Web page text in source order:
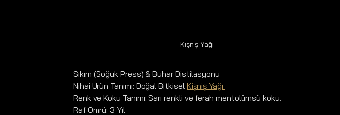
Kişniş Yağı
Sıkım (Soğuk Press) & Buhar Distilasyonu
Nihai Ürün Tanımı: Doğal Bitkisel Kişniş Yağı
Renk ve Koku Tanımı: Sarı renkli ve ferah mentolümsü koku.
Raf Ömrü: 3 Yıl